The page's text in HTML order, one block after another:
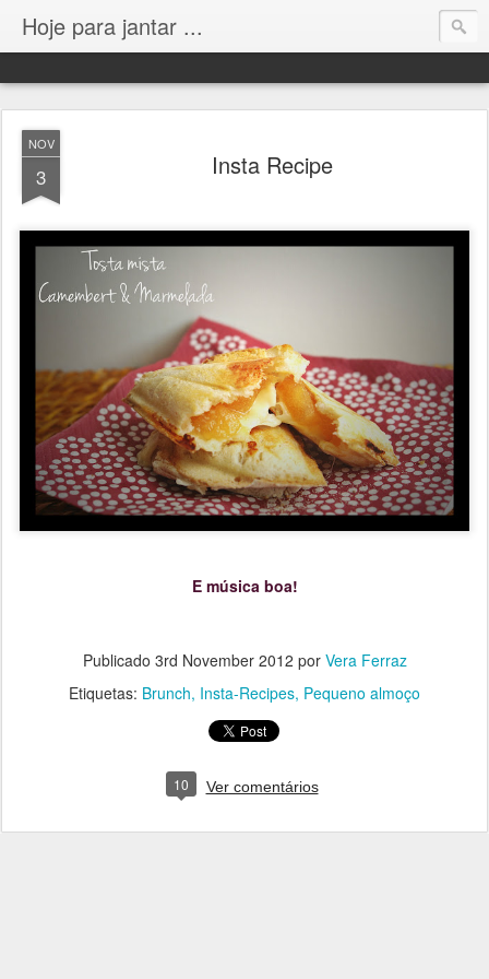
Hoje para jantar ...
NOV
3 Insta Recipe
E música boa!
Publicado 3rd November 2012 por Vera Ferraz
Etiquetas: Brunch Insta-Recipes Pequeno almoço
10 Ver comentários